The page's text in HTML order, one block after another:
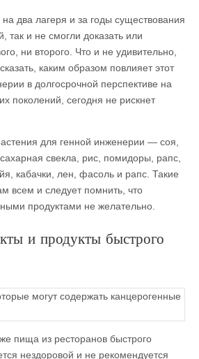
два лагеря и за годы существования
так и не смогли доказать или
ни второго. Что и не удивительно,
каким образом повлияет этот
в долгосрочной перспективе на
поколений, сегодня не рискнет
для генной инженерии — соя,
свекла, рис, помидоры, рапс,
кабачки, лен, фасоль и рапс. Такие
всем и следует помнить, что
продуктами не желательно.
и продукты быстрого
пища из ресторанов быстрого
нездоровой и не рекомендуется